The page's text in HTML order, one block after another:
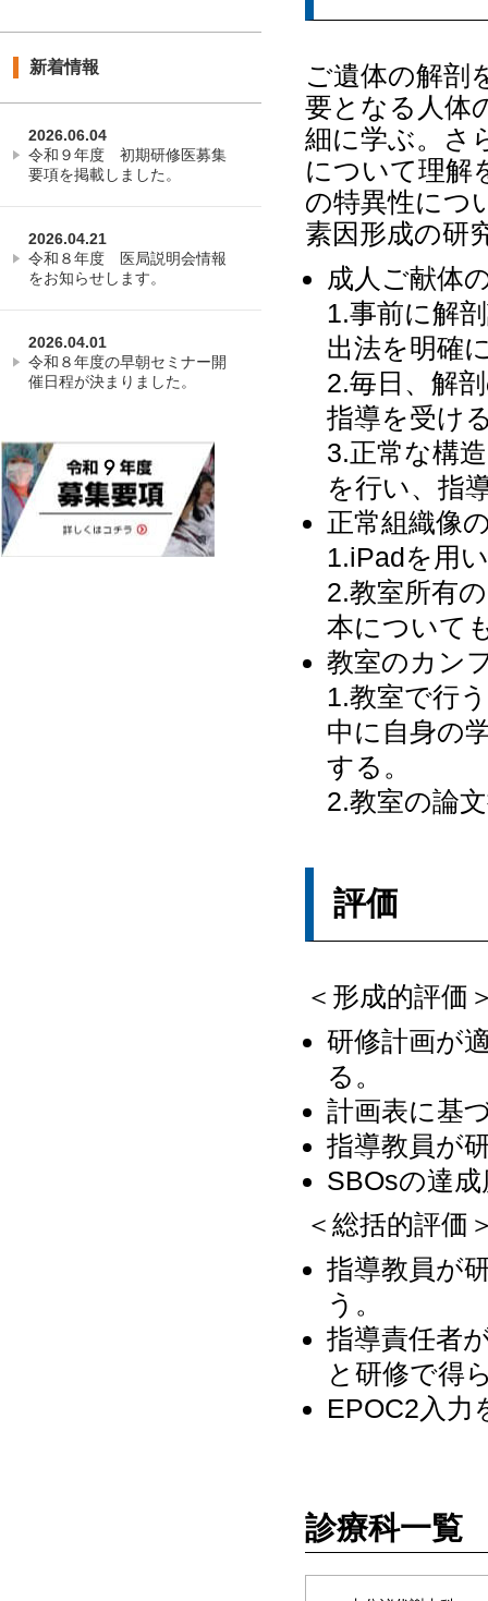
ご遺体の解剖
要となる人体
細に学ぶ。さ
について理解
の特異性につ
素因形成の研
成人ご献体
1.事前に解
出法を明確
2.毎日、解
指導を受け
3.正常な構
を行い、指
正常組織像
1.iPadを用
2.教室所有
本について
教室のカン
1.教室で行
中に自身の
する。
2.教室の論
評価
＜形成的評価
研修計画が
る。
計画表に基
指導教員が
SBOsの達
＜総括的評価
指導教員が
う。
指導責任者
と研修で得
EPOC2入力
診療科一覧
新着情報
2026.06.04
令和９年度 初期研修医募集
要項を掲載しました。
2026.04.21
令和８年度 医局説明会情報
をお知らせします。
2026.04.01
令和８年度の早朝セミナー開
催日程が決まりました。